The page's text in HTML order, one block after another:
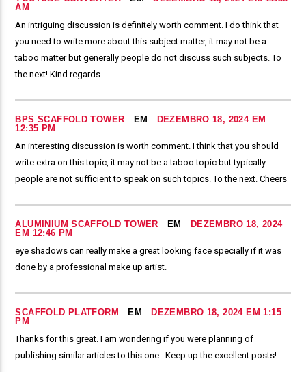
AM
An intriguing discussion is definitely worth comment. I do think that
you need to write more about this subject matter, it may not be a
taboo matter but generally people do not discuss such subjects. To
the next! Kind regards.
BPS SCAFFOLD TOWER EM
DEZEMBRO 18, 2024 EM
12:35 PM
An interesting discussion is worth comment. I think that you should
write extra on this topic, it may not be a taboo topic but typically
people are not sufficient to speak on such topics. To the next. Cheers
ALUMINIUM SCAFFOLD TOWER EM
DEZEMBRO 18, 2024
EM 12:46 PM
eye shadows can really make a great looking face specially if it was
done by a professional make up artist.
SCAFFOLD PLATFORM EM
DEZEMBRO 18, 2024 EM 1:15
PM
Thanks for this great. I am wondering if you were planning of
publishing similar articles to this one. .Keep up the excellent posts!